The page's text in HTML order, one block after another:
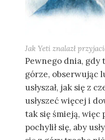
Jak Yeti znalazł
Pewnego dnia, gdy
górze, obserwując
usłyszał, jak się z
usłyszeć więcej i
tak się śmieją, więc
pochylił się, aby